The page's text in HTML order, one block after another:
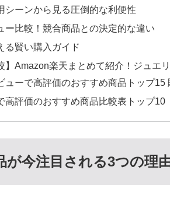
シーンから見る圧倒的な利便性
ー比較！競合商品との決定的な違い
る賢い購入ガイド
】Amazon楽天まとめて紹介！ジュ
ューで高評価のおすすめ商品トップ15
高評価のおすすめ商品比較表トップ10
が今注目される3つの理